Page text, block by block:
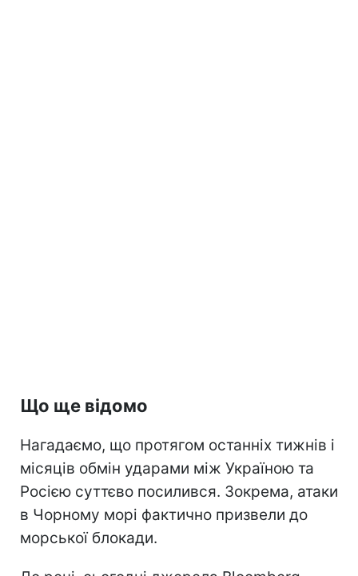
Що ще відомо
Нагадаємо, що протягом останніх тижнів і
місяців обмін ударами між Україною та
Росією суттєво посилився. Зокрема, атаки
в Чорному морі фактично призвели до
морської блокади.